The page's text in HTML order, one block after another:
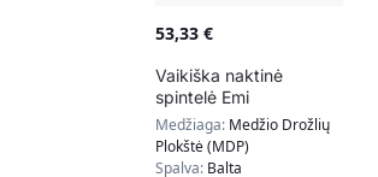
53,33 €
Vaikiška naktinė
spintelė Emi
40,5x37x40 cm,
rožinės rankenėlės
Medžiaga: Medžio Drožlių
Plokštė (MDP)
Spalva: Balta